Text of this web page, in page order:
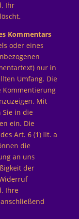
Ihr
Kommentars
oder eines
nur in
Umfang. Die
Kommentierung
Mit
Sie in die
ein. Die
Art. 6 (1) lit. a
die
an uns
der
Ihre